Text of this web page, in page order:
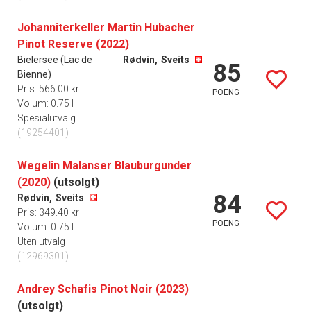
Johanniterkeller Martin Hubacher
Pinot Reserve (2022)
Bielersee (Lac de
Bienne)
Rødvin, Sveits
Pris: 566.00 kr
Volum: 0.75 l
Spesialutvalg
(19254401)
85
POENG
Wegelin Malanser Blauburgunder
(2020) (utsolgt)
Rødvin, Sveits
Pris: 349.40 kr
Volum: 0.75 l
Uten utvalg
(12969301)
84
POENG
Andrey Schafis Pinot Noir (2023)
(utsolgt)